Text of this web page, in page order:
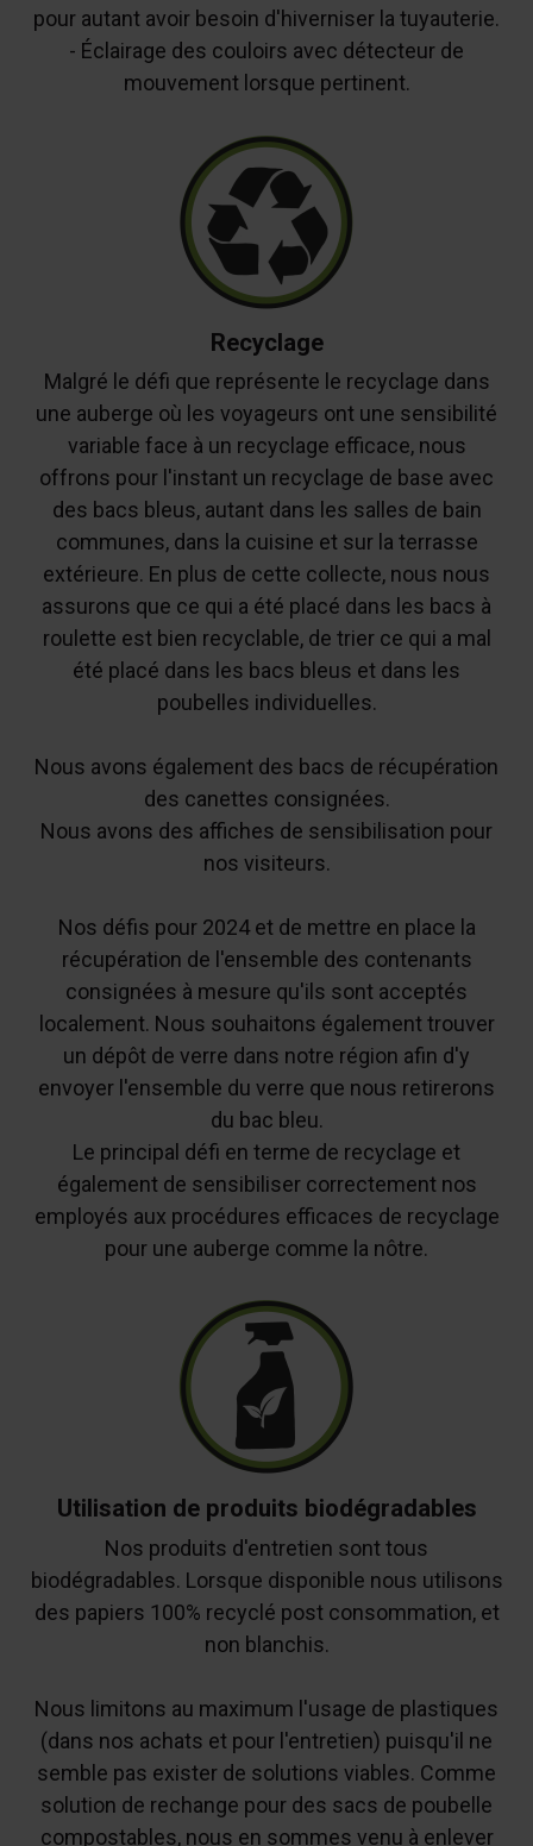
pour autant avoir besoin d'hiverniser la tuyauterie.
- Éclairage des couloirs avec détecteur de
mouvement lorsque pertinent.
Recyclage
Malgré le défi que représente le recyclage dans
une auberge où les voyageurs ont une sensibilité
variable face à un recyclage efficace, nous
offrons pour l'instant un recyclage de base avec
des bacs bleus, autant dans les salles de bain
communes, dans la cuisine et sur la terrasse
extérieure. En plus de cette collecte, nous nous
assurons que ce qui a été placé dans les bacs à
roulette est bien recyclable, de trier ce qui a mal
été placé dans les bacs bleus et dans les
poubelles individuelles.
Nous avons également des bacs de récupération
des canettes consignées.
Nous avons des affiches de sensibilisation pour
nos visiteurs.
Nos défis pour 2024 et de mettre en place la
récupération de l'ensemble des contenants
consignées à mesure qu'ils sont acceptés
localement. Nous souhaitons également trouver
un dépôt de verre dans notre région afin d'y
envoyer l'ensemble du verre que nous retirerons
du bac bleu.
Le principal défi en terme de recyclage et
également de sensibiliser correctement nos
employés aux procédures efficaces de recyclage
pour une auberge comme la nôtre.
Utilisation de produits biodégradables
Nos produits d'entretien sont tous
biodégradables. Lorsque disponible nous utilisons
des papiers 100% recyclé post consommation, et
non blanchis.
Nous limitons au maximum l'usage de plastiques
(dans nos achats et pour l'entretien) puisqu'il ne
semble pas exister de solutions viables. Comme
solution de rechange pour des sacs de poubelle
compostables, nous en sommes venu à enlever